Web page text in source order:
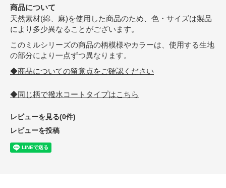
商品について
天然素材(綿、麻)を使用した商品のため、色・サイズは製品
により多少異なることがございます。
このミルシリーズの商品の柄模様やカラーは、使用する生地
の部分により一点ずつ異なります。
◆商品についての留意点をご確認ください
◆同じ柄で撥水コートタイプはこちら
レビューを見る(0件)
レビューを投稿